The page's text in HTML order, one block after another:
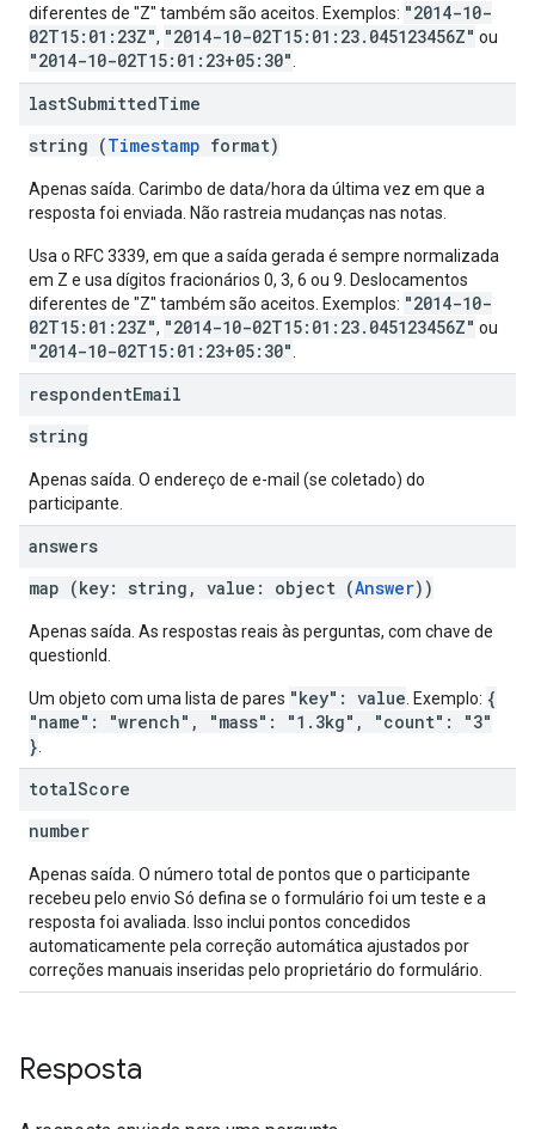
diferentes de "Z" também são aceitos. Exemplos: "2014-10-
02T15:01:23Z", "2014-10-02T15:01:23.045123456Z" ou
"2014-10-02T15:01:23+05:30"
lastSubmittedTime
string (Timestamp format)
Apenas saída. Carimbo de data/hora da última vez em que a
resposta foi enviada. Não rastreia mudanças nas notas.
Usa o RFC 3339, em que a saída gerada é sempre normalizada
em Z e usa dígitos fracionários 0, 3, 6 ou 9. Deslocamentos
diferentes de "Z" também são aceitos. Exemplos: "2014-10-
02T15:01:23Z", "2014-10-02T15:01:23.045123456Z" ou
"2014-10-02T15:01:23+05:30"
respondentEmail
string
Apenas saída. O endereço de e-mail (se coletado) do
participante.
answers
map (key: string, value: object (Answer))
Apenas saída. As respostas reais às perguntas, com chave de
questionId.
Um objeto com uma lista de pares "key": value . Exemplo: {
"name": "wrench", "mass": "1.3kg", "count": "3"
}
totalScore
number
Apenas saída. O número total de pontos que o participante
recebeu pelo envio Só defina se o formulário foi um teste e a
resposta foi avaliada. Isso inclui pontos concedidos
automaticamente pela correção automática ajustados por
correções manuais inseridas pelo proprietário do formulário.
Resposta